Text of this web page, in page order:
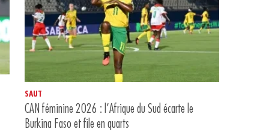
SAUT
CAN féminine 2026 : l’Afrique du Sud écarte le
Burkina Faso et file en quarts